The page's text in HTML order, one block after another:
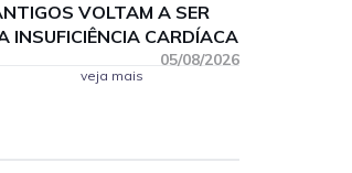
VOLTAM A SER
INSUFICIÊNCIA CARDÍACA
05/08/2026
veja mais